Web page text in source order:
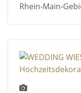
Rhein-Main-